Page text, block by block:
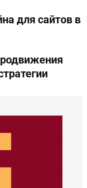
для сайтов в